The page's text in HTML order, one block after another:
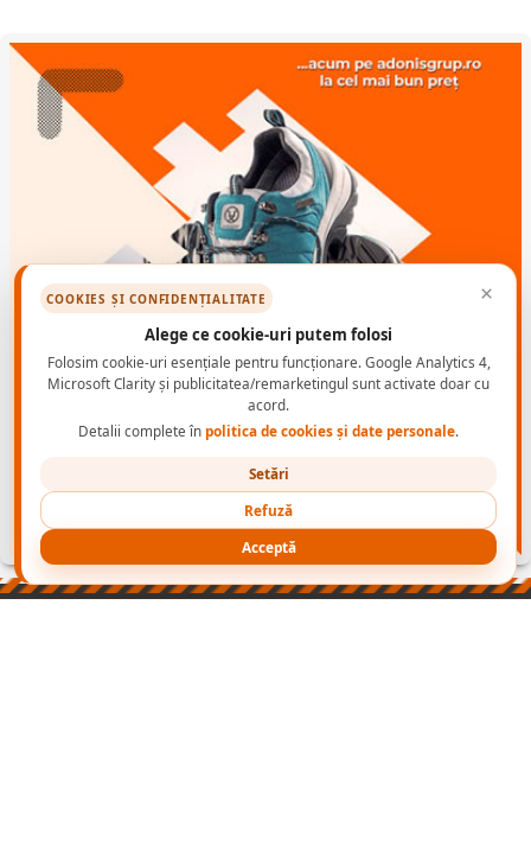
COOKIES ȘI CONFIDENȚIALITATE ×
Alege ce cookie-uri putem folosi
Folosim cookie-uri esențiale pentru funcționare. Google Analytics 4,
Microsoft Clarity și publicitatea/remarketingul sunt activate doar cu
acord.
Detalii complete în politica de cookies și date personale.
Setări
Refuză
Acceptă